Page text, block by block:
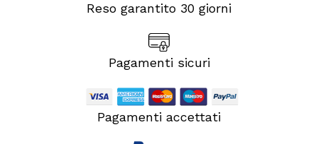
Reso garantito 30 giorni
Pagamenti sicuri
Pagamenti accettati